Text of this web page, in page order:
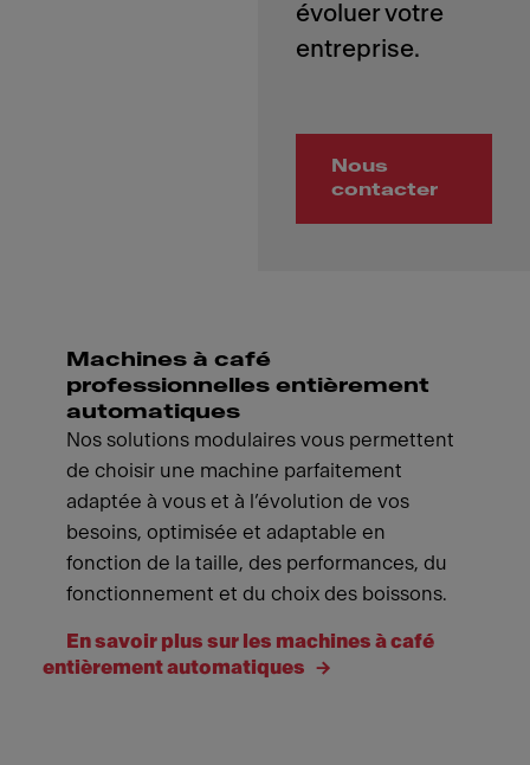
évoluer votre
Nous
contacter
Machines à café
professionnelles entièrement
automatiques
Nos solutions modulaires vous permettent
de choisir une machine parfaitement
adaptée à vous et à l’évolution de vos
besoins, optimisée et adaptable en
fonction de la taille, des performances, du
fonctionnement et du choix des boissons.
En savoir plus sur les machines à café
entièrement automatiques